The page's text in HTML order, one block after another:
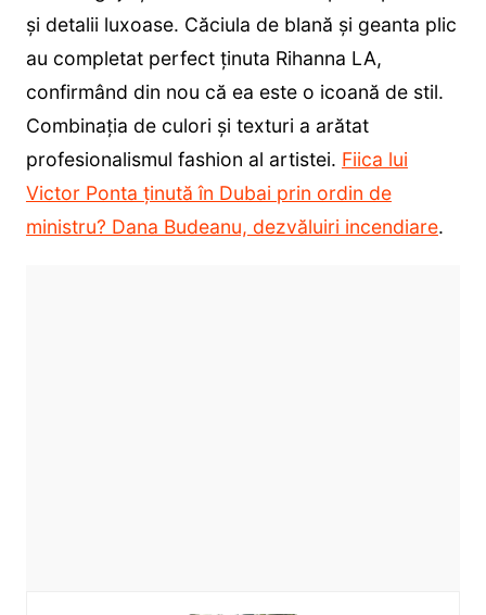
și detalii luxoase. Căciula de blană și geanta plic
au completat perfect ținuta Rihanna LA,
confirmând din nou că ea este o icoană de stil.
Combinația de culori și texturi a arătat
profesionalismul fashion al artistei. Fiica lui
Victor Ponta ținută în Dubai prin ordin de
ministru? Dana Budeanu, dezvăluiri incendiare.